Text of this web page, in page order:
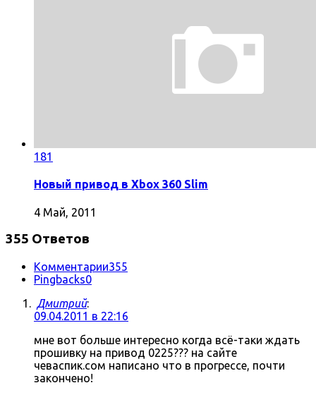
181
Новый привод в Xbox 360 Slim
4 Май, 2011
355 Ответов
Комментарии355
Pingbacks0
Дмитрий:
09.04.2011 в 22:16
мне вот больше интересно когда всё-таки ждать
прошивку на привод 0225??? на сайте
чеваспик.сом написано что в прогрессе, почти
закончено!